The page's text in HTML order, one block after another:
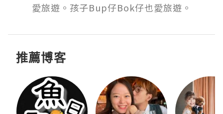
愛旅遊。孩子Bup仔Bok仔也愛旅遊。
推薦博客